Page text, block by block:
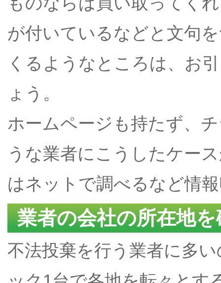
が付いているなどと文句
くるようなところは、お
ょう。
ホームページも持たず、
うな業者にこうしたケー
はネットで調べるなど情
業者の会社の所在地
不法投棄を行う業者に多